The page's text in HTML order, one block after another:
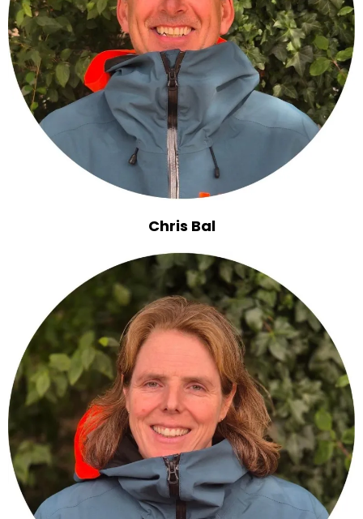
Chris Bal